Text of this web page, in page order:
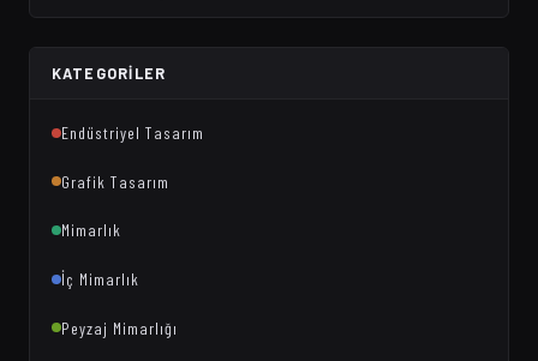
KATEGORILER
Endüstriyel Tasarım
Grafik Tasarım
Mimarlık
İç Mimarlık
Peyzaj Mimarlığı